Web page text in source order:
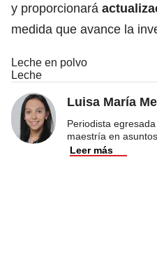
y proporcionará
medida que avance la
Leche en polvo
Leche
Luisa María
Periodista
maestría en
Leer más